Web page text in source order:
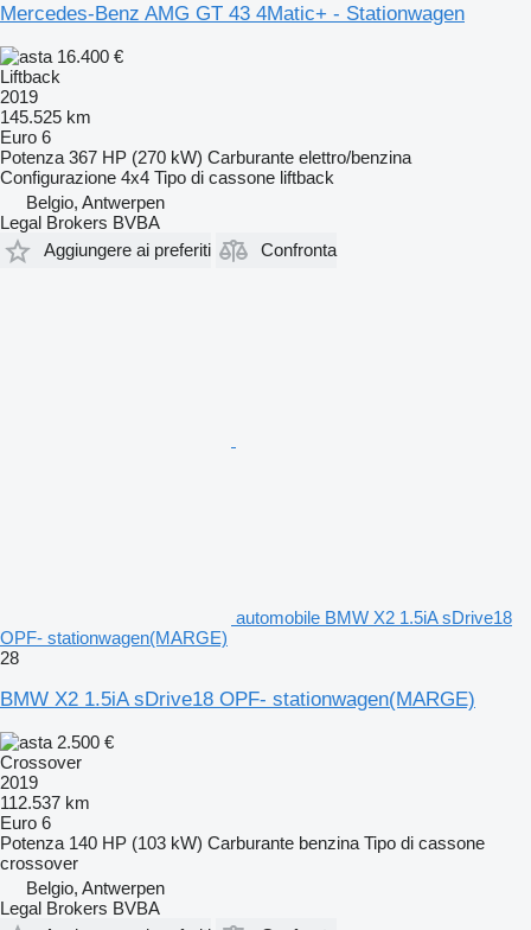
Mercedes-Benz AMG GT 43 4Matic+ - Stationwagen
16.400 €
Liftback
2019
145.525 km
Euro 6
Potenza 367 HP (270 kW) Carburante elettro/benzina
Configurazione 4x4 Tipo di cassone liftback
Belgio, Antwerpen
Legal Brokers BVBA
Aggiungere ai preferiti
Confronta
automobile BMW X2 1.5iA sDrive18
OPF- stationwagen(MARGE)
28
BMW X2 1.5iA sDrive18 OPF- stationwagen(MARGE)
2.500 €
Crossover
2019
112.537 km
Euro 6
Potenza 140 HP (103 kW) Carburante benzina Tipo di cassone
crossover
Belgio, Antwerpen
Legal Brokers BVBA